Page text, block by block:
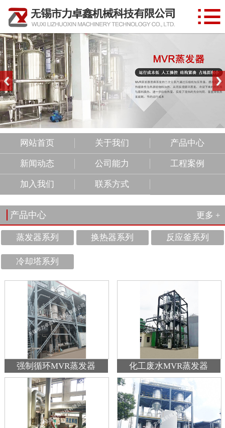
网站首页
产品中心
新闻动态
工程案例
加入我们
联系方式

网站首页 关于我们 产品中心
新闻动态 公司能力 工程案例
加入我们 联系方式
产品中心 更多 +
蒸发器系列 换热器系列 反应釜系列
冷却塔系列
强制循环MVR蒸发器 化工废水MVR蒸发器